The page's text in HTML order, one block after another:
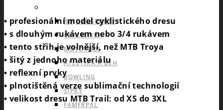
BOJOVÉ SPORTY
CYKLISTIKA
MOTOKROS
ATLETIKA A BĚH
BOWLING
ŠIPKY
FAMFRPÁL
• profesionální model cyklistického dresu
• s dlouhým rukávem nebo 3/4 rukávem
• tento střih je volnější, než MTB Troya
• šitý z jednoho materiálu
• reflexní prvky
• plnotištěná verze sublimační technologií
• velikost dresu MTB Trail: od XS do 3XL